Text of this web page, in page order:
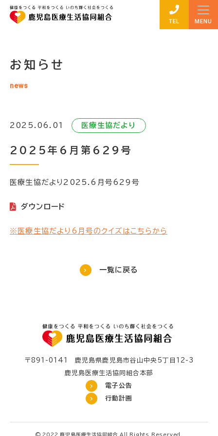
TEL
お知らせ
news
2025.06.01 医療生協だより
2025年6月第629号
医療生協だより2025.6月号629号
ダウンロード
※医療生協だより6月号のクイズはこちらから
一覧に戻る
〒891-0141 鹿児島県鹿児島市谷山中央5丁目12-3
鹿児島医療生活協同組合本部
電子公告
行動計画
© 2022 鹿児島医療生活協同組合 All Rights Reserved.